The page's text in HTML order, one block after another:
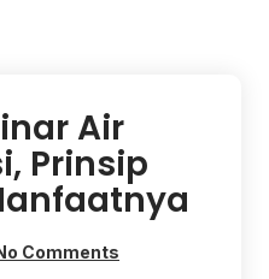
Air
Prinsip
Comments